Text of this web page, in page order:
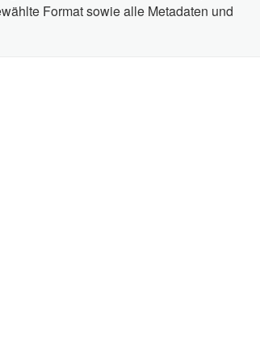
Format sowie alle Metadaten und